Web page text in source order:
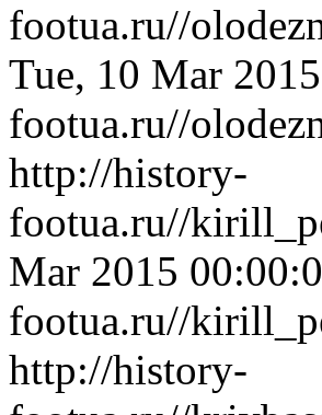
footua.ru//
Tue, 10 Mar
footua.ru//
http://history-
footua.ru//
Mar 2015
footua.ru//
http://history-